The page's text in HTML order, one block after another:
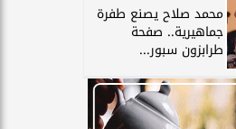
محمد صلاح يصنع طفرة
جماهيرية.. صفحة
طرابزون سبور...